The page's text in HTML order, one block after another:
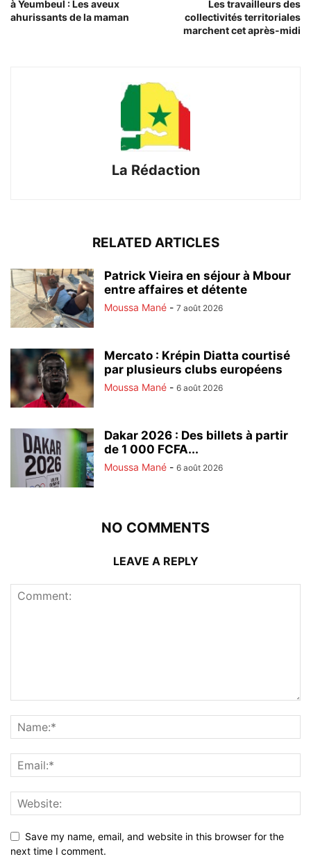
à Yeumbeul : Les aveux
ahurissants de la maman
Les travailleurs des
collectivités territoriales
marchent cet après-midi
La Rédaction
RELATED ARTICLES
Patrick Vieira en séjour à Mbour
entre affaires et détente
Moussa Mané - 7 août 2026
Mercato : Krépin Diatta courtisé
par plusieurs clubs européens
Moussa Mané - 6 août 2026
Dakar 2026 : Des billets à partir
de 1 000 FCFA...
Moussa Mané - 6 août 2026
NO COMMENTS
LEAVE A REPLY
Save my name, email, and website in this browser for the
next time I comment.